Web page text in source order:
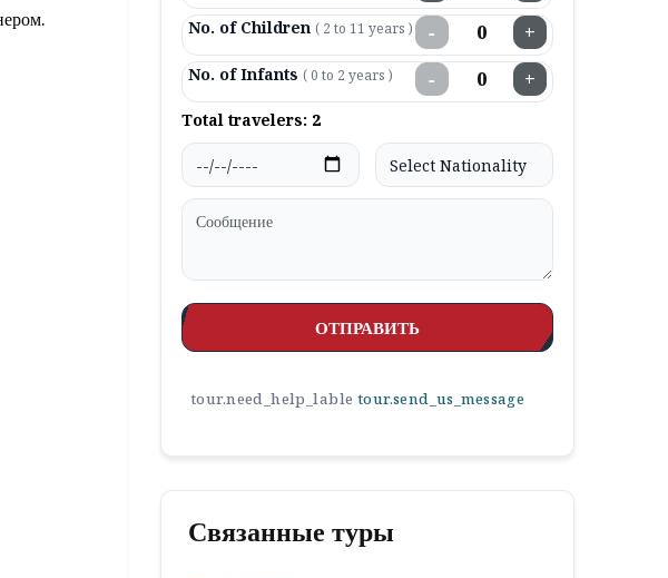
No. of Children ( 2 to 11 years ) − +
No. of Infants ( 0 to 2 years ) − +
Total travelers: 2
ОТПРАВИТЬ
tour.need_help_lable tour.send_us_message
Связанные туры